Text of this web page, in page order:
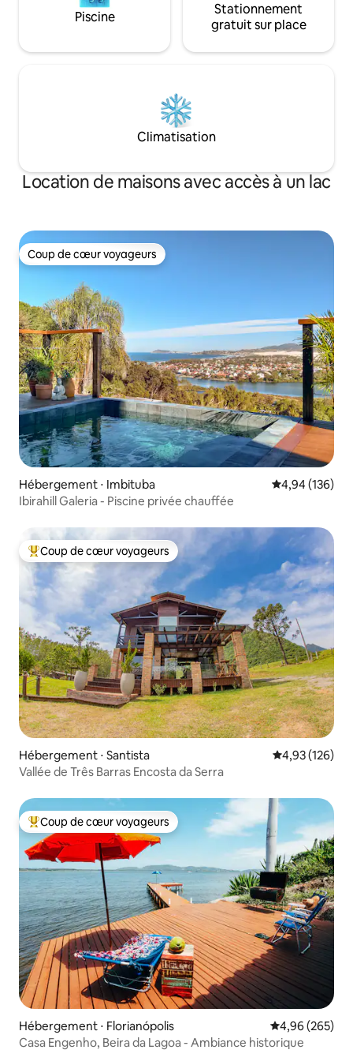
Piscine
Stationnement
gratuit sur place
Climatisation
Location de maisons avec accès à un lac
Coup de cœur voyageurs
Coup de cœur voyageurs
Hébergement ⋅ Imbituba Évaluation
4,94 (136)
Ibirahill Galeria - Piscine privée chauffée
Coups de cœur voyageurs les plus appréciés
Coup de cœur voyageurs
Hébergement ⋅ Santista Évaluation
4,93 (126)
Vallée de Três Barras Encosta da Serra
Coups de cœur voyageurs les plus appréciés
Coup de cœur voyageurs
Hébergement ⋅ Florianópolis Évaluation
4,96 (265)
Casa Engenho, Beira da Lagoa - Ambiance historique